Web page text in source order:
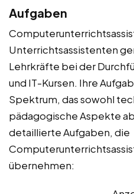
Aufgaben
Unterrichtsassistenten
Lehrkräfte bei der
und IT-Kursen. Ihre
Spektrum, das sowohl
pädagogische Aspekte
detaillierte Aufgaben, die
übernehmen: